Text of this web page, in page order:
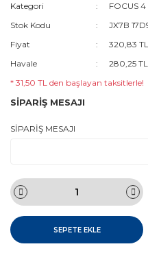
Kategori
FOCUS
Stok Kodu
JX7B
Fiyat
320,83
Havale
280,25
* 31,50 TL den başlayan taksitlerle!
SİPARİŞ MESAJI
SİPARİŞ MESAJI
SEPETE EKLE